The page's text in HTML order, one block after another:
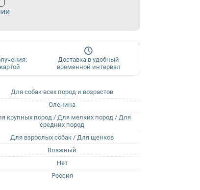
Доставка в удобный
временной интервал
Для собак всех пород и возрастов
Оленина
крупных пород / Для мелких пород / Для
средних пород
Для взрослых собак / Для щенков
Влажный
Нет
Россия